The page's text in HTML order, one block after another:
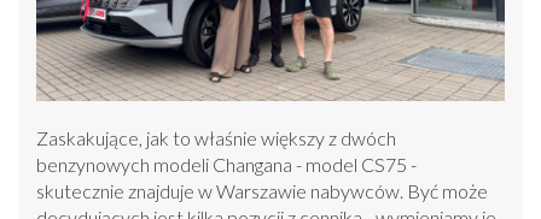
Zaskakujące, jak to właśnie większy z dwóch
benzynowych modeli Changana - model CS75 -
skutecznie znajduje w Warszawie nabywców. Być może